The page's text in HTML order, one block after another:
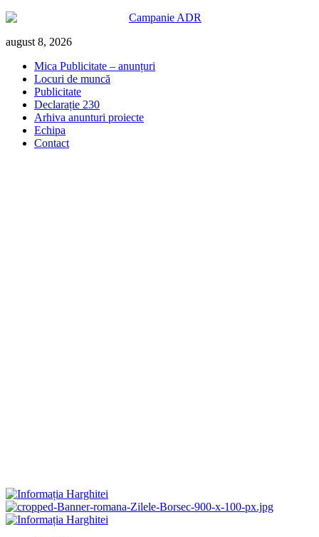
Skip
content
august 8, 2026
Mica Publicitate – anunțuri
Locuri de muncă
Publicitate
Declarație 230
Arhiva anunturi proiecte
Echipa
Contact
Primary